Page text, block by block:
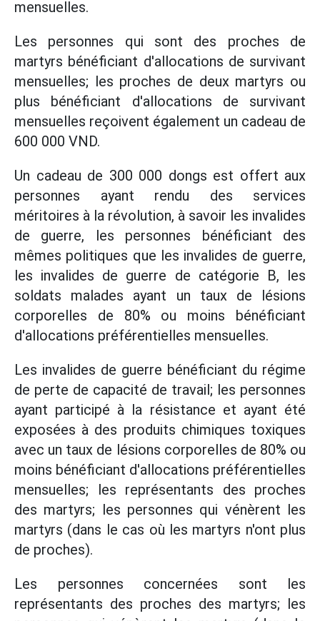
mensuelles.
Les personnes qui sont des proches de
martyrs bénéficiant d'allocations de survivant
mensuelles; les proches de deux martyrs ou
plus bénéficiant d'allocations de survivant
mensuelles reçoivent également un cadeau de
600 000 VND.
Un cadeau de 300 000 dongs est offert aux
personnes ayant rendu des services
méritoires à la révolution, à savoir les invalides
de guerre, les personnes bénéficiant des
mêmes politiques que les invalides de guerre,
les invalides de guerre de catégorie B, les
soldats malades ayant un taux de lésions
corporelles de 80% ou moins bénéficiant
d'allocations préférentielles mensuelles.
Les invalides de guerre bénéficiant du régime
de perte de capacité de travail; les personnes
ayant participé à la résistance et ayant été
exposées à des produits chimiques toxiques
avec un taux de lésions corporelles de 80% ou
moins bénéficiant d'allocations préférentielles
mensuelles; les représentants des proches
des martyrs; les personnes qui vénèrent les
martyrs (dans le cas où les martyrs n'ont plus
de proches).
Les personnes concernées sont les
représentants des proches des martyrs; les